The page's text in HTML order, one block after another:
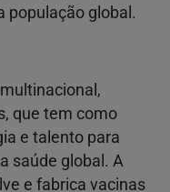
população global.
que tem como
e talento para
saúde global. A
e fabrica vacinas